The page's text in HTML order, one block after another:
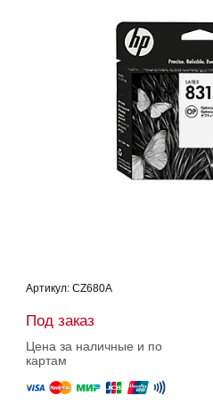
Артикул:CZ680A
Под заказ
Цена за наличные и по
картам